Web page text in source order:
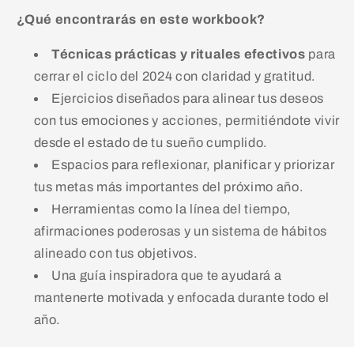
¿Qué encontrarás en este workbook?
Técnicas prácticas y rituales efectivos para
cerrar el ciclo del 2024 con claridad y gratitud.
Ejercicios diseñados para alinear tus deseos
con tus emociones y acciones, permitiéndote vivir
desde el estado de tu sueño cumplido.
Espacios para reflexionar, planificar y priorizar
tus metas más importantes del próximo año.
Herramientas como la línea del tiempo,
afirmaciones poderosas y un sistema de hábitos
alineado con tus objetivos.
Una guía inspiradora que te ayudará a
mantenerte motivada y enfocada durante todo el
año.